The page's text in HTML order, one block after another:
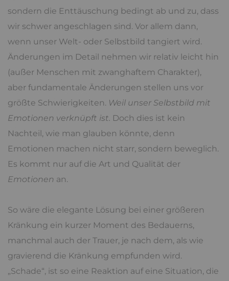
sondern die Enttäuschung bedingt ab und zu, dass
wir schwer angeschlagen sind. Vor allem dann,
wenn unser Welt- oder Selbstbild tangiert wird.
Änderungen im Detail nehmen wir relativ leicht hin
(außer Menschen mit zwanghaftem Charakter),
aber fundamentale Änderungen stellen uns vor
größte Schwierigkeiten. Weil unser Selbstbild mit
Emotionen verknüpft ist. Doch dies ist kein
Nachteil, wie man glauben könnte, denn
Emotionen machen nicht starr, sondern beweglich.
Es kommt nur auf die Art und Qualität der
Emotionen an.
So wäre die elegante Lösung bei einer größeren
Kränkung ein kurzer Moment des Bedauerns,
manchmal auch der Trauer, je nach dem, als wie
gravierend die Kränkung empfunden wird.
„Schade“, ist so eine Reaktion auf eine Situation, die